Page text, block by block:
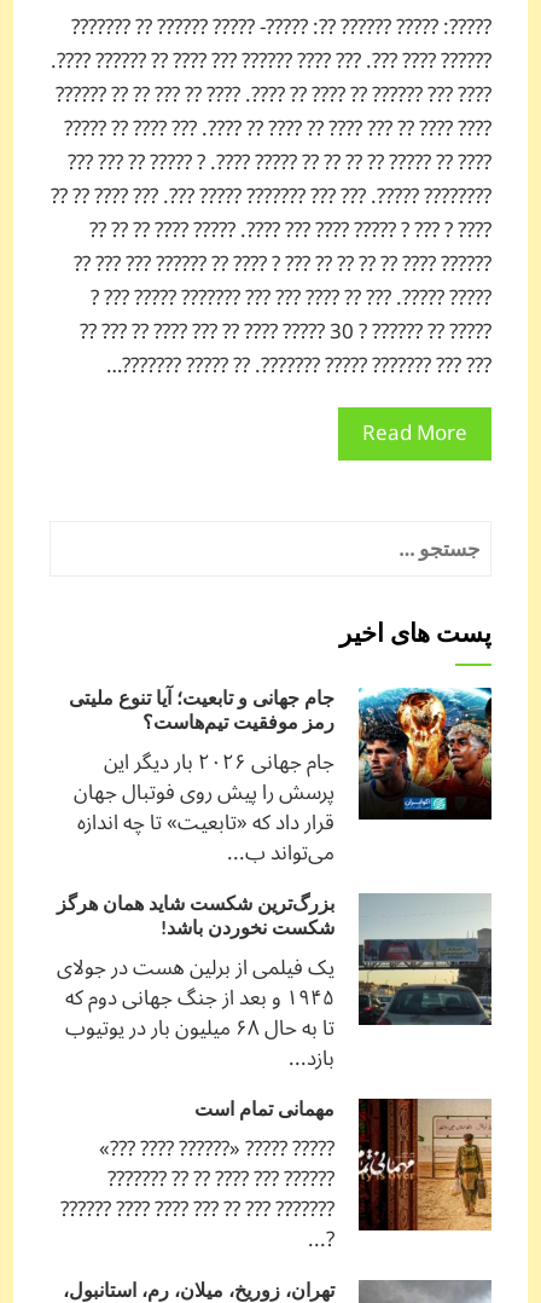
?????: ????? ?????? ??: ?????- ????? ?????? ?? ???????
?????? ???? ???. ??? ???? ?????? ??? ???? ?? ?????? ????.
???? ??? ?????? ?? ???? ?? ????. ???? ?? ??? ?? ?? ??????
???? ???? ?? ??? ???? ?? ???? ?? ????. ??? ???? ?? ?????
???? ?? ????? ?? ?? ?? ?? ????? ????. ? ????? ?? ??? ???
???????? ?????. ??? ??? ??????? ????? ???. ??? ???? ?? ??
???? ? ??? ? ????? ???? ??? ????. ????? ???? ?? ?? ??
?????? ???? ?? ?? ?? ?? ??? ? ???? ?? ?????? ??? ??? ??
????? ?????. ??? ?? ???? ??? ??? ??????? ????? ??? ?
????? ?? ?????? ? 30 ????? ???? ?? ??? ???? ?? ??? ??
??? ??? ??????? ????? ???????. ?? ????? ???????…
Read More
پست های اخیر
جام جهانی و تابعیت؛ آیا تنوع ملیتی
رمز موفقیت تیم‌هاست؟
جام جهانی ۲۰۲۶ بار دیگر این
پرسش را پیش روی فوتبال جهان
قرار داد که «تابعیت» تا چه اندازه
می‌تواند ب...
بزرگ‌ترین شکست شاید همان هرگز
شکست نخوردن باشد!
یک فیلمی از برلین هست در جولای
۱۹۴۵ و بعد از جنگ جهانی دوم که
تا به حال ۶۸ میلیون بار در یوتیوب
بازد...
مهمانی تمام است
????? ????? «?????? ???? ???»
?????? ??? ???? ?? ?? ???????
??????? ??? ?? ??? ???? ???? ??????
?...
تهران، زوریخ، میلان، رم، استانبول،